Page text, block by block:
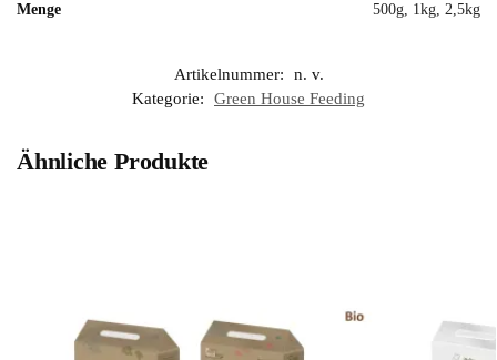
Menge 500g, 1kg, 2,5kg
Artikelnummer:
n. v.
Kategorie:
Green House Feeding
Ähnliche Produkte